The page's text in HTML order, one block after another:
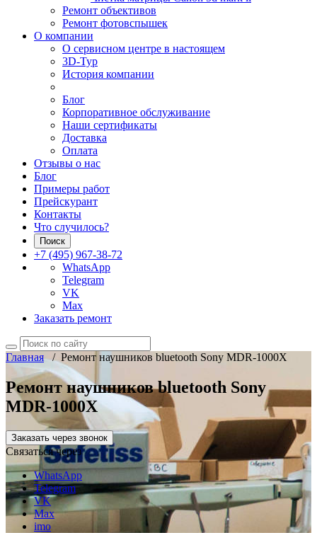
Ремонт объективов
Ремонт фотовспышек
О компании
О сервисном центре в настоящем
3D-Тур
История компании
Блог
Корпоративное обслуживание
Наши сертификаты
Доставка
Оплата
Отзывы о нас
Блог
Примеры работ
Прейскурант
Контакты
Что случилось?
Поиск
+7 (495) 967-38-72
WhatsApp
Telegram
VK
Max
Заказать ремонт
Главная/ Ремонт наушников bluetooth Sony MDR-1000X
Ремонт наушников bluetooth Sony
MDR-1000X
Заказать через звонок
Связаться через
WhatsApp
Telegram
VK
Max
imo